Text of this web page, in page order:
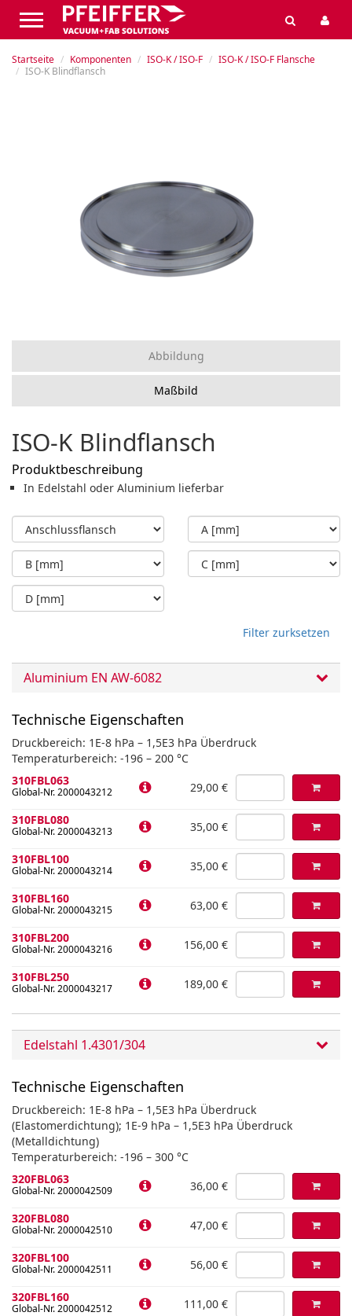
Startseite Komponenten ISO-K / ISO-F
ISO-K / ISO-F Flansche
ISO-K Blindflansch
Abbildung
Maßbild
ISO-K Blindflansch
Produktbeschreibung
In Edelstahl oder Aluminium lieferbar
Filter zurksetzen
Aluminium EN AW-6082
Technische Eigenschaften
Druckbereich: 1E-8 hPa – 1,5E3 hPa Überdruck
Temperaturbereich: -196 – 200 °C
310FBL063
Global-Nr. 2000043212 29,00 €
310FBL080
Global-Nr. 2000043213 35,00 €
310FBL100
Global-Nr. 2000043214 35,00 €
310FBL160
Global-Nr. 2000043215 63,00 €
310FBL200
Global-Nr. 2000043216 156,00 €
310FBL250
Global-Nr. 2000043217 189,00 €
Edelstahl 1.4301/304
Technische Eigenschaften
Druckbereich: 1E-8 hPa – 1,5E3 hPa Überdruck
(Elastomerdichtung); 1E-9 hPa – 1,5E3 hPa Überdruck
(Metalldichtung)
Temperaturbereich: -196 – 300 °C
320FBL063
Global-Nr. 2000042509 36,00 €
320FBL080
Global-Nr. 2000042510 47,00 €
320FBL100
Global-Nr. 2000042511 56,00 €
320FBL160
Global-Nr. 2000042512 111,00 €